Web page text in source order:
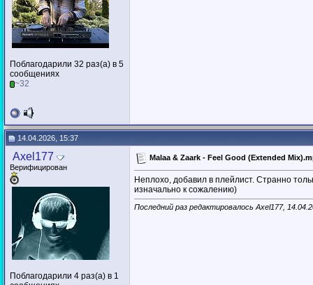
Поблагодарили 32 раз(а) в 5
сообщениях
~32
14.04.2026, 15:37
Axel177
Верифицирован
Поблагодарили 4 раз(а) в 1
Malaa & Zaark - Feel Good (Extended
Неплохо, добавил в плейлист. Странно
изначально к сожалению)
Последний раз редактировалось Axel177,